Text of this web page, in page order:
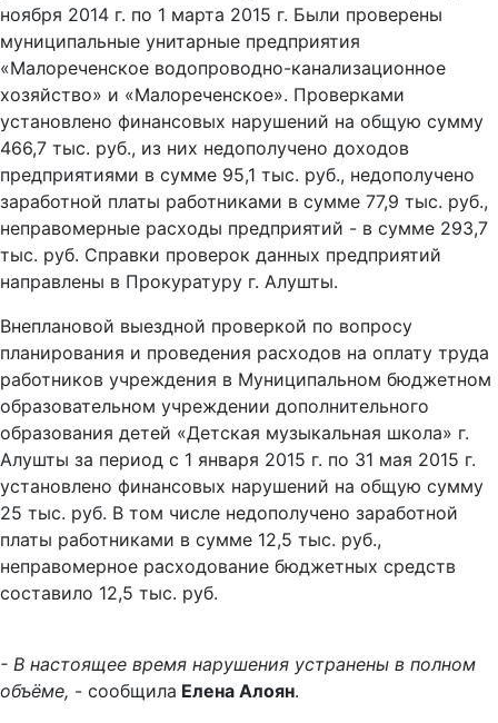
ноября 2014 г. по 1 марта 2015 г. Были проверены
муниципальные унитарные предприятия
«Малореченское водопроводно-канализационное
хозяйство» и «Малореченское». Проверками
установлено финансовых нарушений на общую сумму
466,7 тыс. руб., из них недополучено доходов
предприятиями в сумме 95,1 тыс. руб., недополучено
заработной платы работниками в сумме 77,9 тыс. руб.,
неправомерные расходы предприятий - в сумме 293,7
тыс. руб. Справки проверок данных предприятий
направлены в Прокуратуру г. Алушты.
Внеплановой выездной проверкой по вопросу
планирования и проведения расходов на оплату труда
работников учреждения в Муниципальном бюджетном
образовательном учреждении дополнительного
образования детей «Детская музыкальная школа» г.
Алушты за период с 1 января 2015 г. по 31 мая 2015 г.
установлено финансовых нарушений на общую сумму
25 тыс. руб. В том числе недополучено заработной
платы работниками в сумме 12,5 тыс. руб.,
неправомерное расходование бюджетных средств
составило 12,5 тыс. руб.
- В настоящее время нарушения устранены в полном
объёме, - сообщила Елена Алоян.